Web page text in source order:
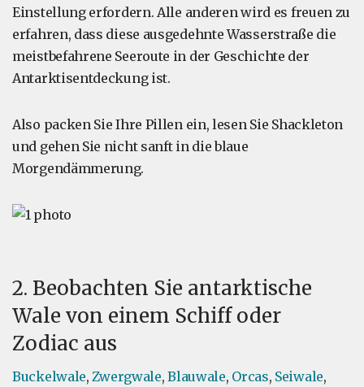
Einstellung erfordern. Alle anderen wird es freuen zu
erfahren, dass diese ausgedehnte Wasserstraße die
meistbefahrene Seeroute in der Geschichte der
Antarktisentdeckung ist.
Also packen Sie Ihre Pillen ein, lesen Sie Shackleton
und gehen Sie nicht sanft in die blaue
Morgendämmerung.
2. Beobachten Sie antarktische
Wale von einem Schiff oder
Zodiac aus
Buckelwale,Zwergwale,Blauwale, Orcas, Seiwale,